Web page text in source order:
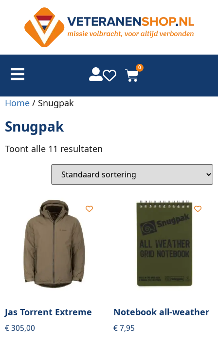
0
Home / Snugpak
Snugpak
Toont alle 11 resultaten
Jas Torrent Extreme
€305,00
Notebook all-weather
€7,95